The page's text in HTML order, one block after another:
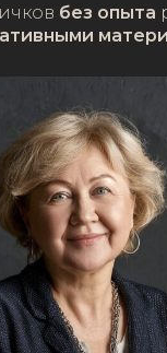
без опыта